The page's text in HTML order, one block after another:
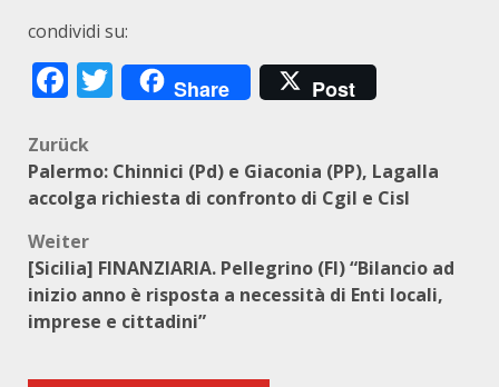
condividi su:
Facebook
Twitter
Share Post
Beitragsnavigation
Zurück
Palermo: Chinnici (Pd) e Giaconia (PP), Lagalla
accolga richiesta di confronto di Cgil e Cisl
Weiter
[Sicilia] FINANZIARIA. Pellegrino (FI) “Bilancio ad
inizio anno è risposta a necessità di Enti locali,
imprese e cittadini”